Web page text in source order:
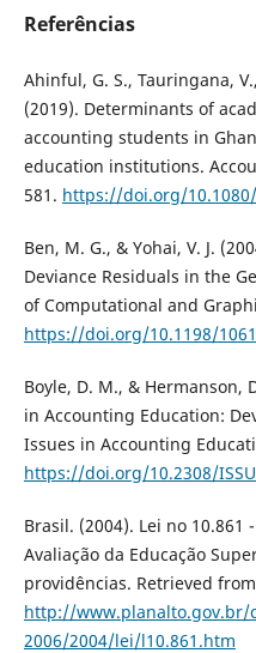
Referências
Ahinful, G. S., Tauringana,
(2019). Determinants of
accounting students in
education institutions.
581. https://doi.org/10.1080/
Ben, M. G., & Yohai, V. J.
Deviance Residuals in the
of Computational and
https://doi.org/10.1198/
Boyle, D. M., & Hermanson,
in Accounting Education:
Issues in Accounting
https://doi.org/10.2308/
Brasil. (2004). Lei no
Avaliação da Educação
providências. Retrieved from
http://www.planalto.gov.br/
2006/2004/lei/l10.861.htm